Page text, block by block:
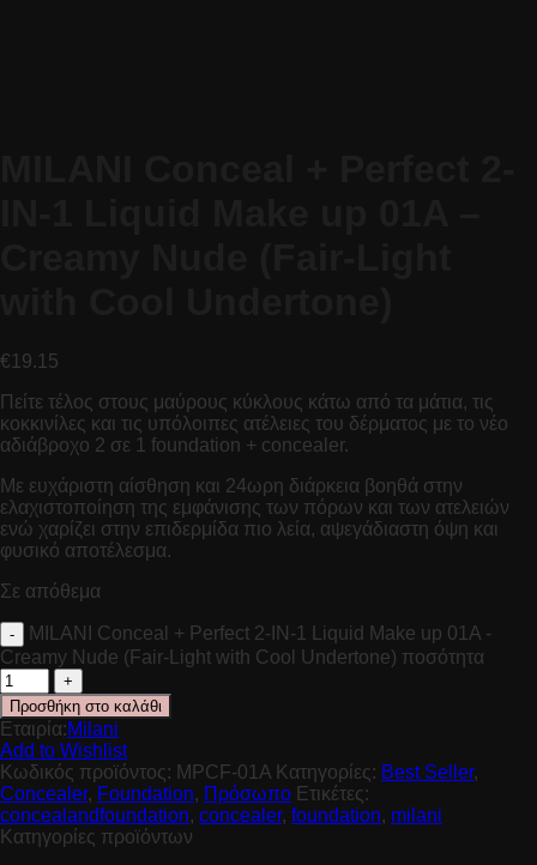
€19.15
Πείτε τέλος στους μαύρους κύκλους κάτω από τα μάτια, τις
κοκκινίλες και τις υπόλοιπες ατέλειες του δέρματος με το νέο
αδιάβροχο 2 σε 1 foundation + concealer.
Με ευχάριστη αίσθηση και 24ωρη διάρκεια βοηθά στην
ελαχιστοποίηση της εμφάνισης των πόρων και των ατελειών
ενώ χαρίζει στην επιδερμίδα πιο λεία, αψεγάδιαστη όψη και
φυσικό αποτέλεσμα.
Σε απόθεμα
MILANI Conceal + Perfect 2-IN-1 Liquid Make up 01A -
Creamy Nude (Fair-Light with Cool Undertone) ποσότητα
Προσθήκη στο καλάθι
Εταιρία:Milani
Add to Wishlist
Κωδικός προϊόντος: MPCF-01A Κατηγορίες: Best Seller,
Concealer, Foundation, Πρόσωπο Ετικέτες:
concealandfoundation, concealer, foundation, milani
Κατηγορίες προϊόντων